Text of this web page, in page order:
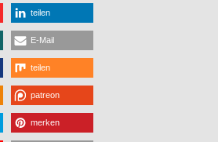
teilen
E-Mail
teilen
patreon
merken